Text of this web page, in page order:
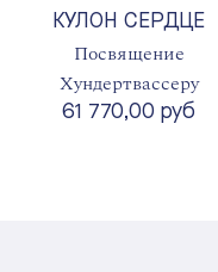
КУЛОН СЕРДЦЕ
Посвящение
Хундертвассеру
61 770,00 руб